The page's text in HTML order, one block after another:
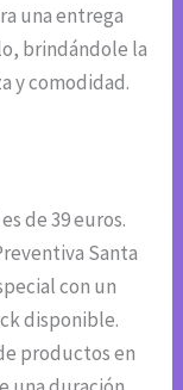
una entrega
brindándole la
y comodidad.
de 39 euros.
Santa
con un
disponible.
productos en